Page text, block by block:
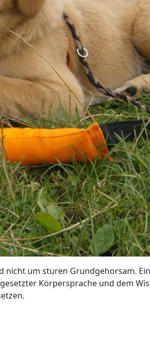
um sturen Grundgehorsam.
Körpersprache und dem